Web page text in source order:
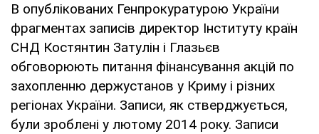
В опублікованих Генпрокуратурою України
фрагментах записів директор Інституту країн
СНД Костянтин Затулін і Глазьєв
обговорюють питання фінансування акцій по
захопленню держустанов у Криму і різних
регіонах України. Записи, як стверджується,
були зроблені у лютому 2014 року. Записи